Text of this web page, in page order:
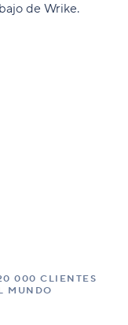
de Wrike.
000 CLIENTES
MUNDO